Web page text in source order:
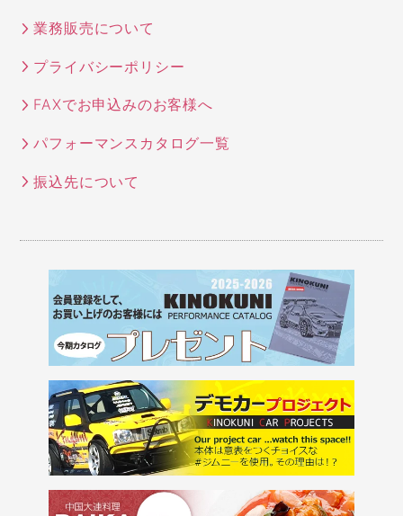
業務販売について
プライバシーポリシー
FAXでお申込みのお客様へ
パフォーマンスカタログ一覧
振込先について